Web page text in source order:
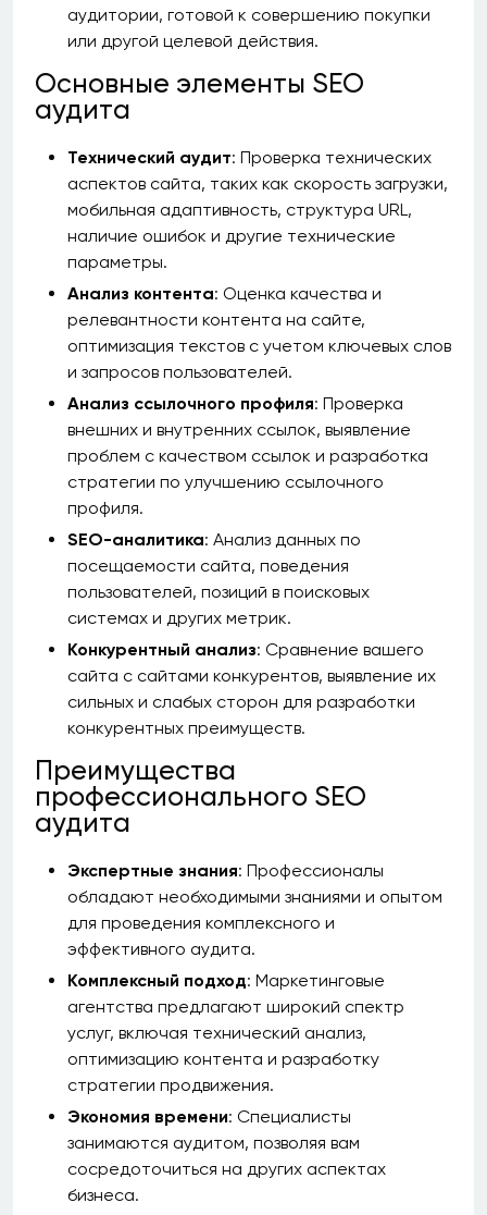
аудитории, готовой к совершению покупки
или другой целевой действия.
Основные элементы SEO
аудита
Технический аудит: Проверка технических
аспектов сайта, таких как скорость загрузки,
мобильная адаптивность, структура URL,
наличие ошибок и другие технические
параметры.
Анализ контента: Оценка качества и
релевантности контента на сайте,
оптимизация текстов с учетом ключевых слов
и запросов пользователей.
Анализ ссылочного профиля: Проверка
внешних и внутренних ссылок, выявление
проблем с качеством ссылок и разработка
стратегии по улучшению ссылочного
профиля.
SEO-аналитика: Анализ данных по
посещаемости сайта, поведения
пользователей, позиций в поисковых
системах и других метрик.
Конкурентный анализ: Сравнение вашего
сайта с сайтами конкурентов, выявление их
сильных и слабых сторон для разработки
конкурентных преимуществ.
Преимущества
профессионального SEO
аудита
Экспертные знания: Профессионалы
обладают необходимыми знаниями и опытом
для проведения комплексного и
эффективного аудита.
Комплексный подход: Маркетинговые
агентства предлагают широкий спектр
услуг, включая технический анализ,
оптимизацию контента и разработку
стратегии продвижения.
Экономия времени: Специалисты
занимаются аудитом, позволяя вам
сосредоточиться на других аспектах
бизнеса.